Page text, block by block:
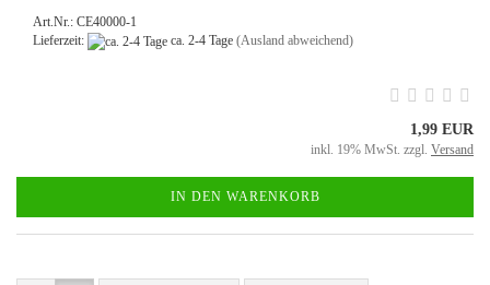
Art.Nr.: CE40000-1
Lieferzeit:
ca. 2-4 Tage (Ausland abweichend)
1,99 EUR
inkl. 19% MwSt. zzgl. Versand
IN DEN WARENKORB